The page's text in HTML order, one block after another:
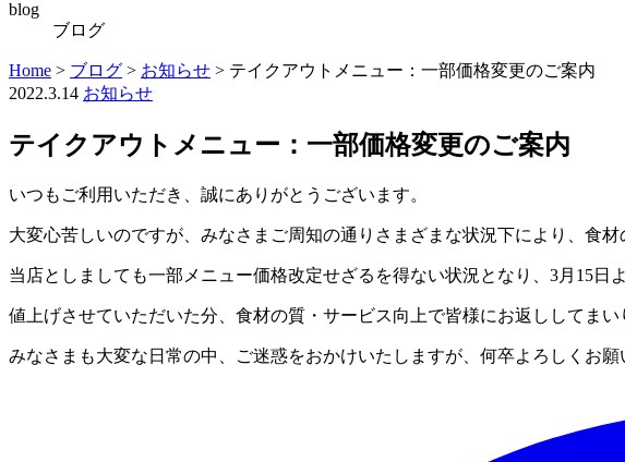
blog
ブログ
Home > ブログ > お知らせ > テイクアウトメニュー：一部価格変更のご案内
2022.3.14 お知らせ
テイクアウトメニュー：一部価格変更のご案内
いつもご利用いただき、誠にありがとうございます。
大変心苦しいのですが、みなさまご周知の通りさまざまな状況下により、食材
当店としましても一部メニュー価格改定せざるを得ない状況となり、3月15
値上げさせていただいた分、食材の質・サービス向上で皆様にお返ししてまい
みなさまも大変な日常の中、ご迷惑をおかけいたしますが、何卒よろしくお願